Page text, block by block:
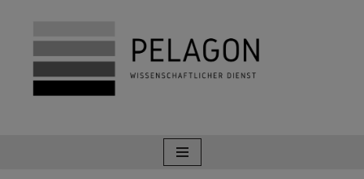
Zum
Inhalt
springen